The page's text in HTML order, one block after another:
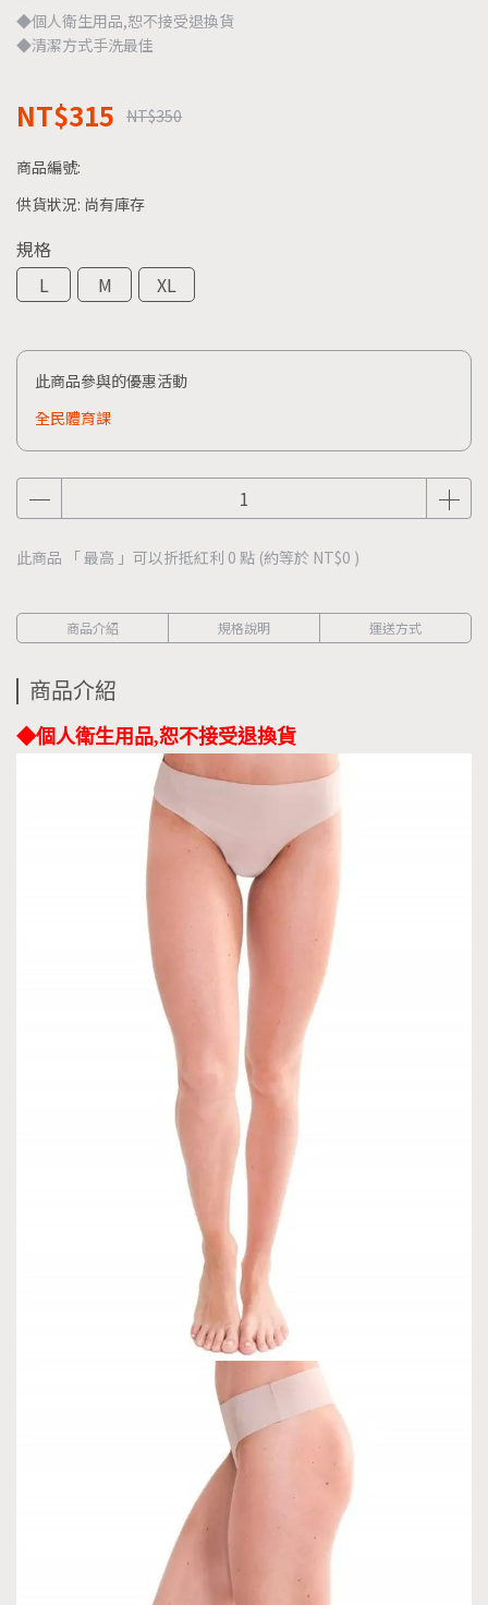
◆個人衛生用品,恕不接受退換貨
◆清潔方式手洗最佳
NT$315 NT$350
商品編號:
供貨狀況: 尚有庫存
規格
L
M XL
此商品參與的優惠活動
全民體育課
此商品 「 最高 」可以折抵紅利 0 點 (約等於 NT$0 )
商品介紹 規格說明 運送方式
商品介紹
◆個人衛生用品,恕不接受退換貨